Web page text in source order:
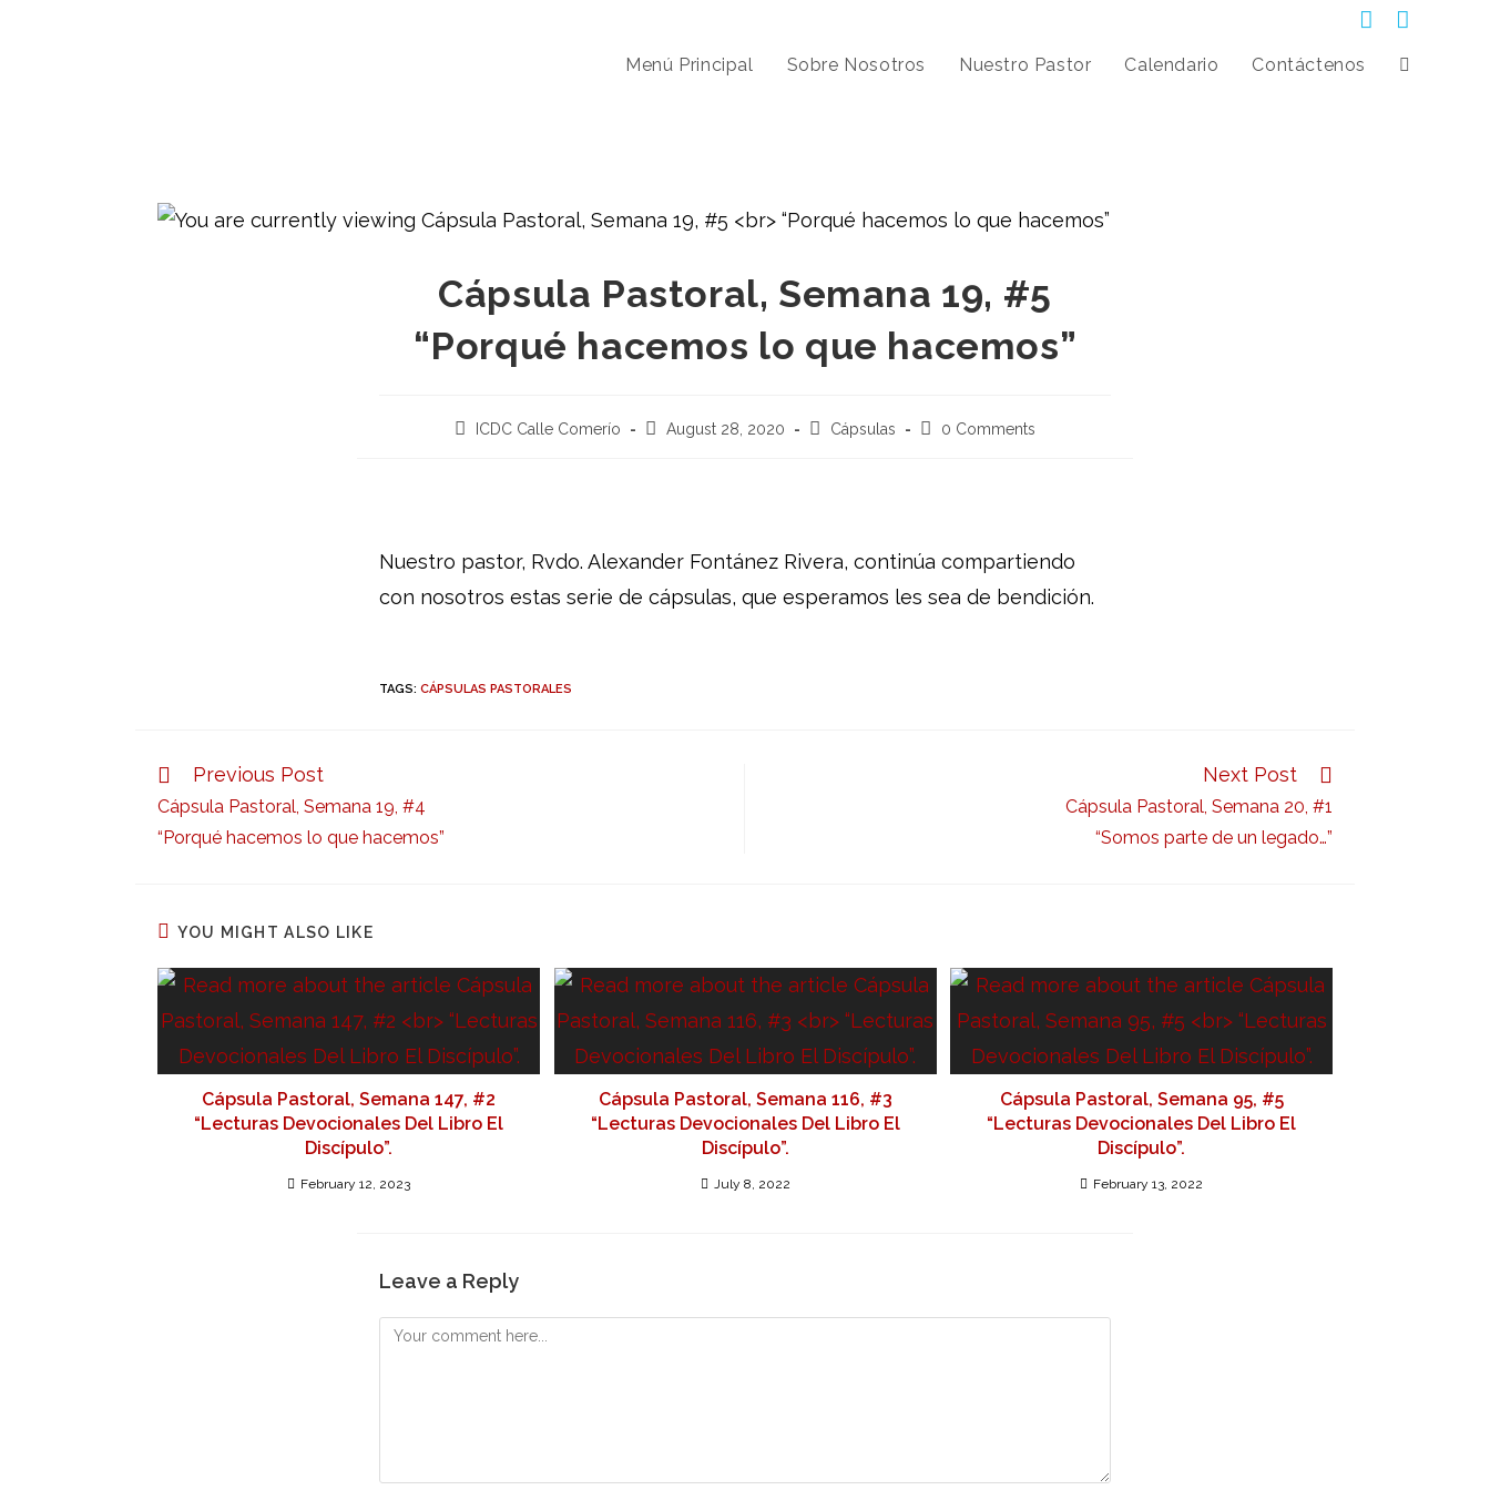
Menú Principal Sobre Nosotros Nuestro Pastor Calendario Contáctenos
Cápsula Pastoral, Semana 19, #5
“Porqué hacemos lo que hacemos”
ICDC Calle Comerío August 28, 2020 Cápsulas 0 Comments
Nuestro pastor, Rvdo. Alexander Fontánez Rivera, continúa compartiendo
con nosotros estas serie de cápsulas, que esperamos les sea de bendición.
TAGS: CÁPSULAS PASTORALES
Previous Post
Cápsula Pastoral, Semana 19, #4
“Porqué hacemos lo que hacemos”
Next Post
Cápsula Pastoral, Semana 20, #1
“Somos parte de un legado…”
YOU MIGHT ALSO LIKE
Cápsula Pastoral, Semana 147, #2
“Lecturas Devocionales Del Libro El
Discípulo”.
February 12, 2023
Cápsula Pastoral, Semana 116, #3
“Lecturas Devocionales Del Libro El
Discípulo”.
July 8, 2022
Cápsula Pastoral, Semana 95, #5
“Lecturas Devocionales Del Libro El
Discípulo”.
February 13, 2022
Leave a Reply